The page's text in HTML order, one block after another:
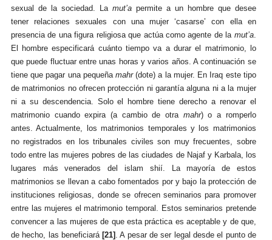
sexual de la sociedad. La mut’apermite a un hombre que desee
tener relaciones sexuales con una mujer ‘casarse’ con ella en
presencia de una figura religiosa que actúa como agente de la mut’a.
El hombre especificará cuánto tiempo va a durar el matrimonio, lo
que puede fluctuar entre unas horas y varios años. A continuación se
tiene que pagar una pequeñamahr(dote) a la mujer. En Iraq este tipo
de matrimonios no ofrecen protección ni garantía alguna ni a la mujer
ni a su descendencia. Solo el hombre tiene derecho a renovar el
matrimonio cuando expira (a cambio de otra mahr) o a romperlo
antes. Actualmente, los matrimonios temporales y los matrimonios
no registrados en los tribunales civiles son muy frecuentes, sobre
todo entre las mujeres pobres de las ciudades de Najaf y Karbala, los
lugares más venerados del islam shií. La mayoría de estos
matrimonios se llevan a cabo fomentados por y bajo la protección de
instituciones religiosas, donde se ofrecen seminarios para promover
entre las mujeres el matrimonio temporal. Estos seminarios pretende
convencer a las mujeres de que esta práctica es aceptable y de que,
de hecho, las beneficiará [21] . A pesar de ser legal desde el punto de